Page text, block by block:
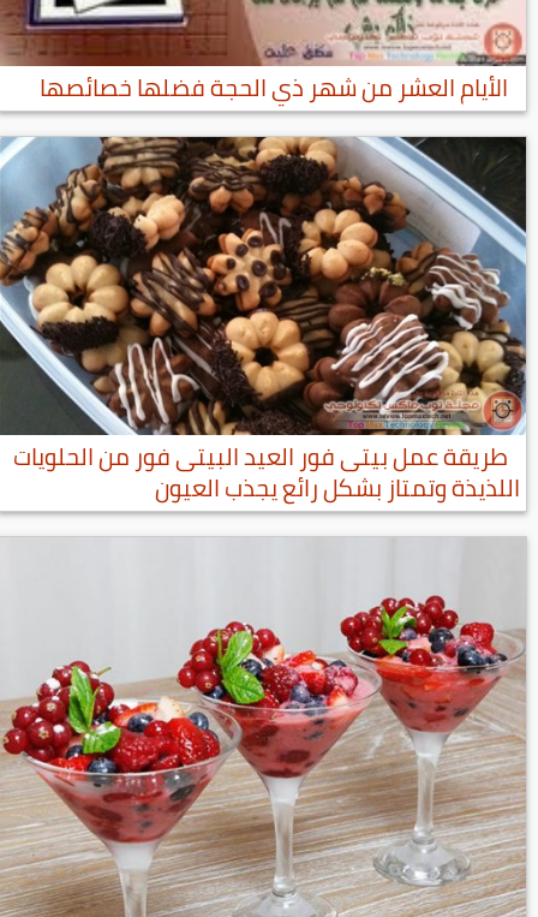
الأيام العشر من شهر ذي الحجة فضلها خصائصها
طريقة عمل بيتى فور العيد البيتى فور من الحلويات
اللذيذة وتمتاز بشكل رائع يجذب العيون